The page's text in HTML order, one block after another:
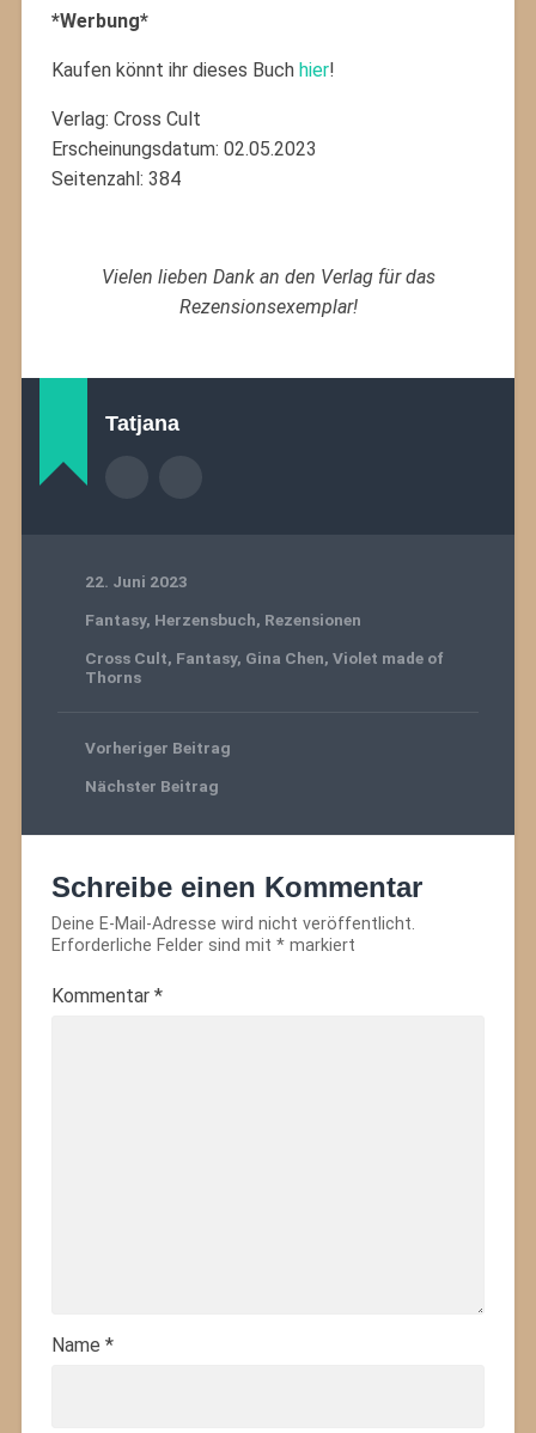
*Werbung*
Kaufen könnt ihr dieses Buch hier!
Verlag: Cross Cult
Erscheinungsdatum: 02.05.2023
Seitenzahl: 384
Vielen lieben Dank an den Verlag für das
Rezensionsexemplar!
Tatjana
22. Juni 2023
Fantasy, Herzensbuch, Rezensionen
Cross Cult, Fantasy, Gina Chen, Violet made of
Thorns
Vorheriger Beitrag
Nächster Beitrag
Schreibe einen Kommentar
Deine E-Mail-Adresse wird nicht veröffentlicht.
Erforderliche Felder sind mit *markiert
Kommentar *
Name *